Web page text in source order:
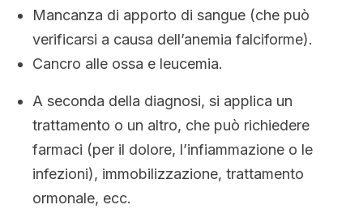
Mancanza di apporto di sangue (che può
verificarsi a causa dell’anemia falciforme).
Cancro alle ossa e leucemia.
A seconda della diagnosi, si applica un
trattamento o un altro, che può richiedere
farmaci (per il dolore, l’infiammazione o le
infezioni), immobilizzazione, trattamento
ormonale, ecc.